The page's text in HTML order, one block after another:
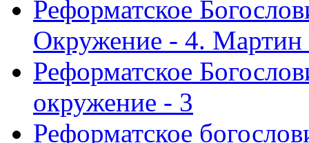
Реформатское
Окружение - 4.
Реформатское
окружение - 3
Реформатское